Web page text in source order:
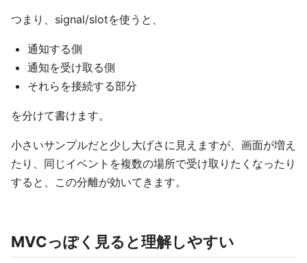
つまり、signal/slotを使うと、
通知する側
通知を受け取る側
それらを接続する部分
を分けて書けます。
小さいサンプルだと少し大げさに見えますが、画面が増え
たり、同じイベントを複数の場所で受け取りたくなったり
すると、この分離が効いてきます。
MVCっぽく見ると理解しやすい